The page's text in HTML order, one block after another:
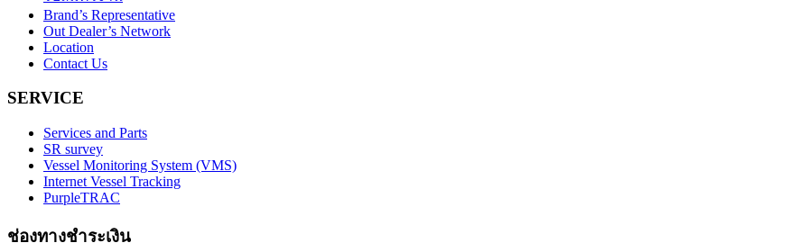
Brand’s Representative
Out Dealer’s Network
Location
Contact Us
SERVICE
Services and Parts
SR survey
Vessel Monitoring System (VMS)
Internet Vessel Tracking
PurpleTRAC
ช่องทางชำระเงิน